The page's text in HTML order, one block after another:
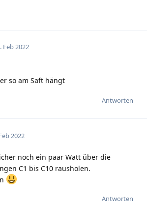
Feb 2022
so am Saft hängt
Antworten
2022
noch ein paar Watt über die
C1 bis C10 rausholen.
Antworten